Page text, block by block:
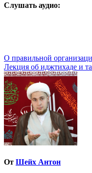
Слушать аудио:
Навигация
по
записям
О правильной
Лекция об иджтихаде и
От Шейх Антон